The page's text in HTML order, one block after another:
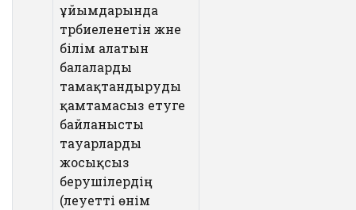
ұйымдарында
тәрбиеленетін және
білім алатын
балаларды
тамақтандыруды
қамтамасыз етуге
байланысты
тауарларды
жосықсыз
берушілердің
(әлеуетті өнім